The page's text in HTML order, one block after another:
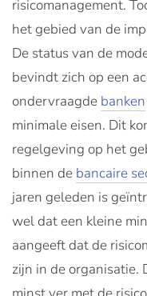
risicomanagement.
het gebied van de
De status van de
bevindt zich op een
ondervraagde banken
minimale eisen. Dit
regelgeving op het
binnen de bancaire
jaren geleden is
wel dat een kleine
aangeeft dat de
zijn in de organisatie.